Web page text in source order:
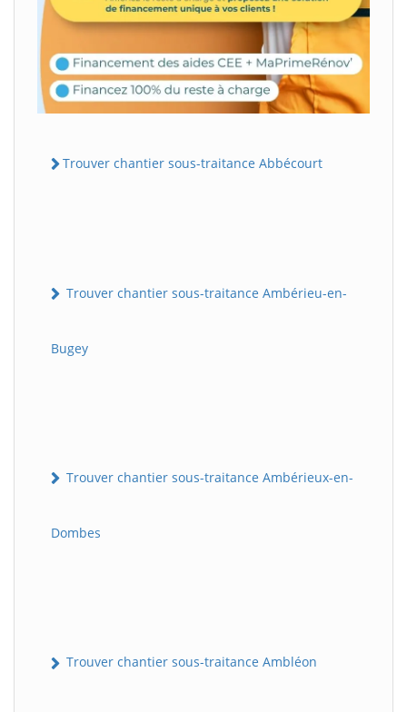
Trouver chantier sous-traitance Abbécourt
Trouver chantier sous-traitance Ambérieu-en-
Bugey
Trouver chantier sous-traitance Ambérieux-en-
Dombes
Trouver chantier sous-traitance Ambléon